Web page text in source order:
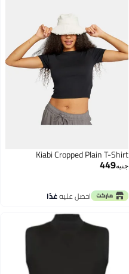
Kiabi Cropped Plain T-Shirt
جنيه449
احصل عليهغدًا